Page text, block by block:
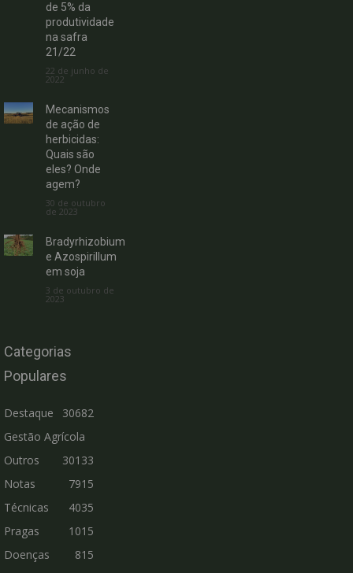
de 5% da
produtividade
na safra
21/22
22 de junho de
2022
Mecanismos
de ação de
herbicidas:
Quais são
eles? Onde
agem?
30 de outubro
de 2023
Bradyrhizobium
e Azospirillum
em soja
3 de outubro de
2023
Categorias
Populares
Destaque
30682
Gestão Agrícola
30133
Outros
7915
Notas
Técnicas
4035
Pragas
1015
Doenças
815